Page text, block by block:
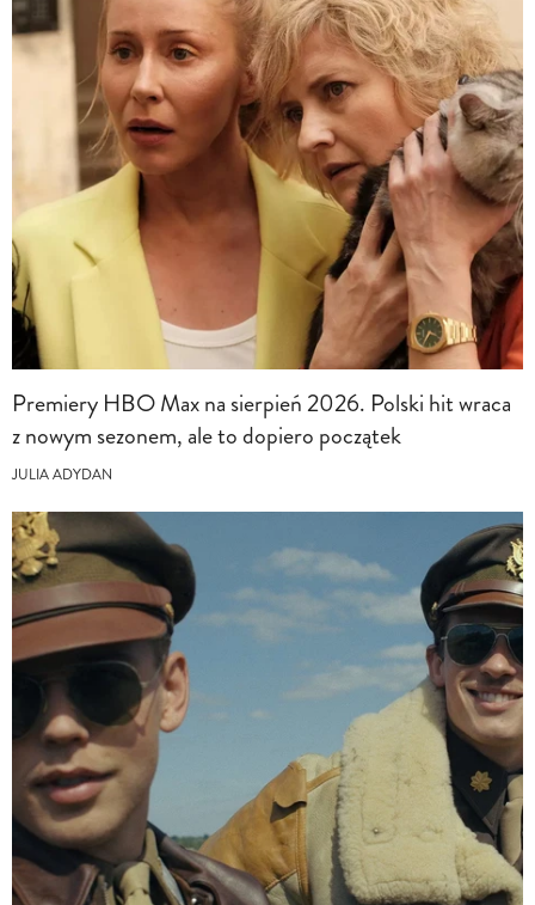
Premiery HBO Max na sierpień 2026. Polski hit wraca
z nowym sezonem, ale to dopiero początek
JULIA ADYDAN